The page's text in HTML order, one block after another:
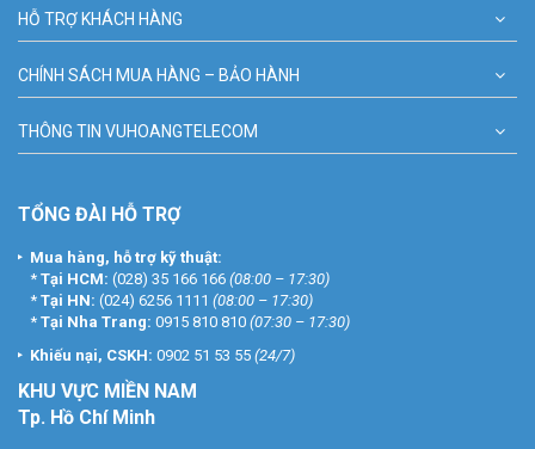
HỖ TRỢ KHÁCH HÀNG
CHÍNH SÁCH MUA HÀNG – BẢO HÀNH
THÔNG TIN VUHOANGTELECOM
TỔNG ĐÀI HỖ TRỢ
Mua hàng, hỗ trợ kỹ thuật:
* Tại HCM: (028) 35 166 166 (08:00 – 17:30)
* Tại HN: (024) 6256 1111 (08:00 – 17:30)
* Tại Nha Trang: 0915 810 810 (07:30 – 17:30)
Khiếu nại, CSKH: 0902 51 53 55 (24/7)
KHU VỰC MIỀN NAM
Tp. Hồ Chí Minh